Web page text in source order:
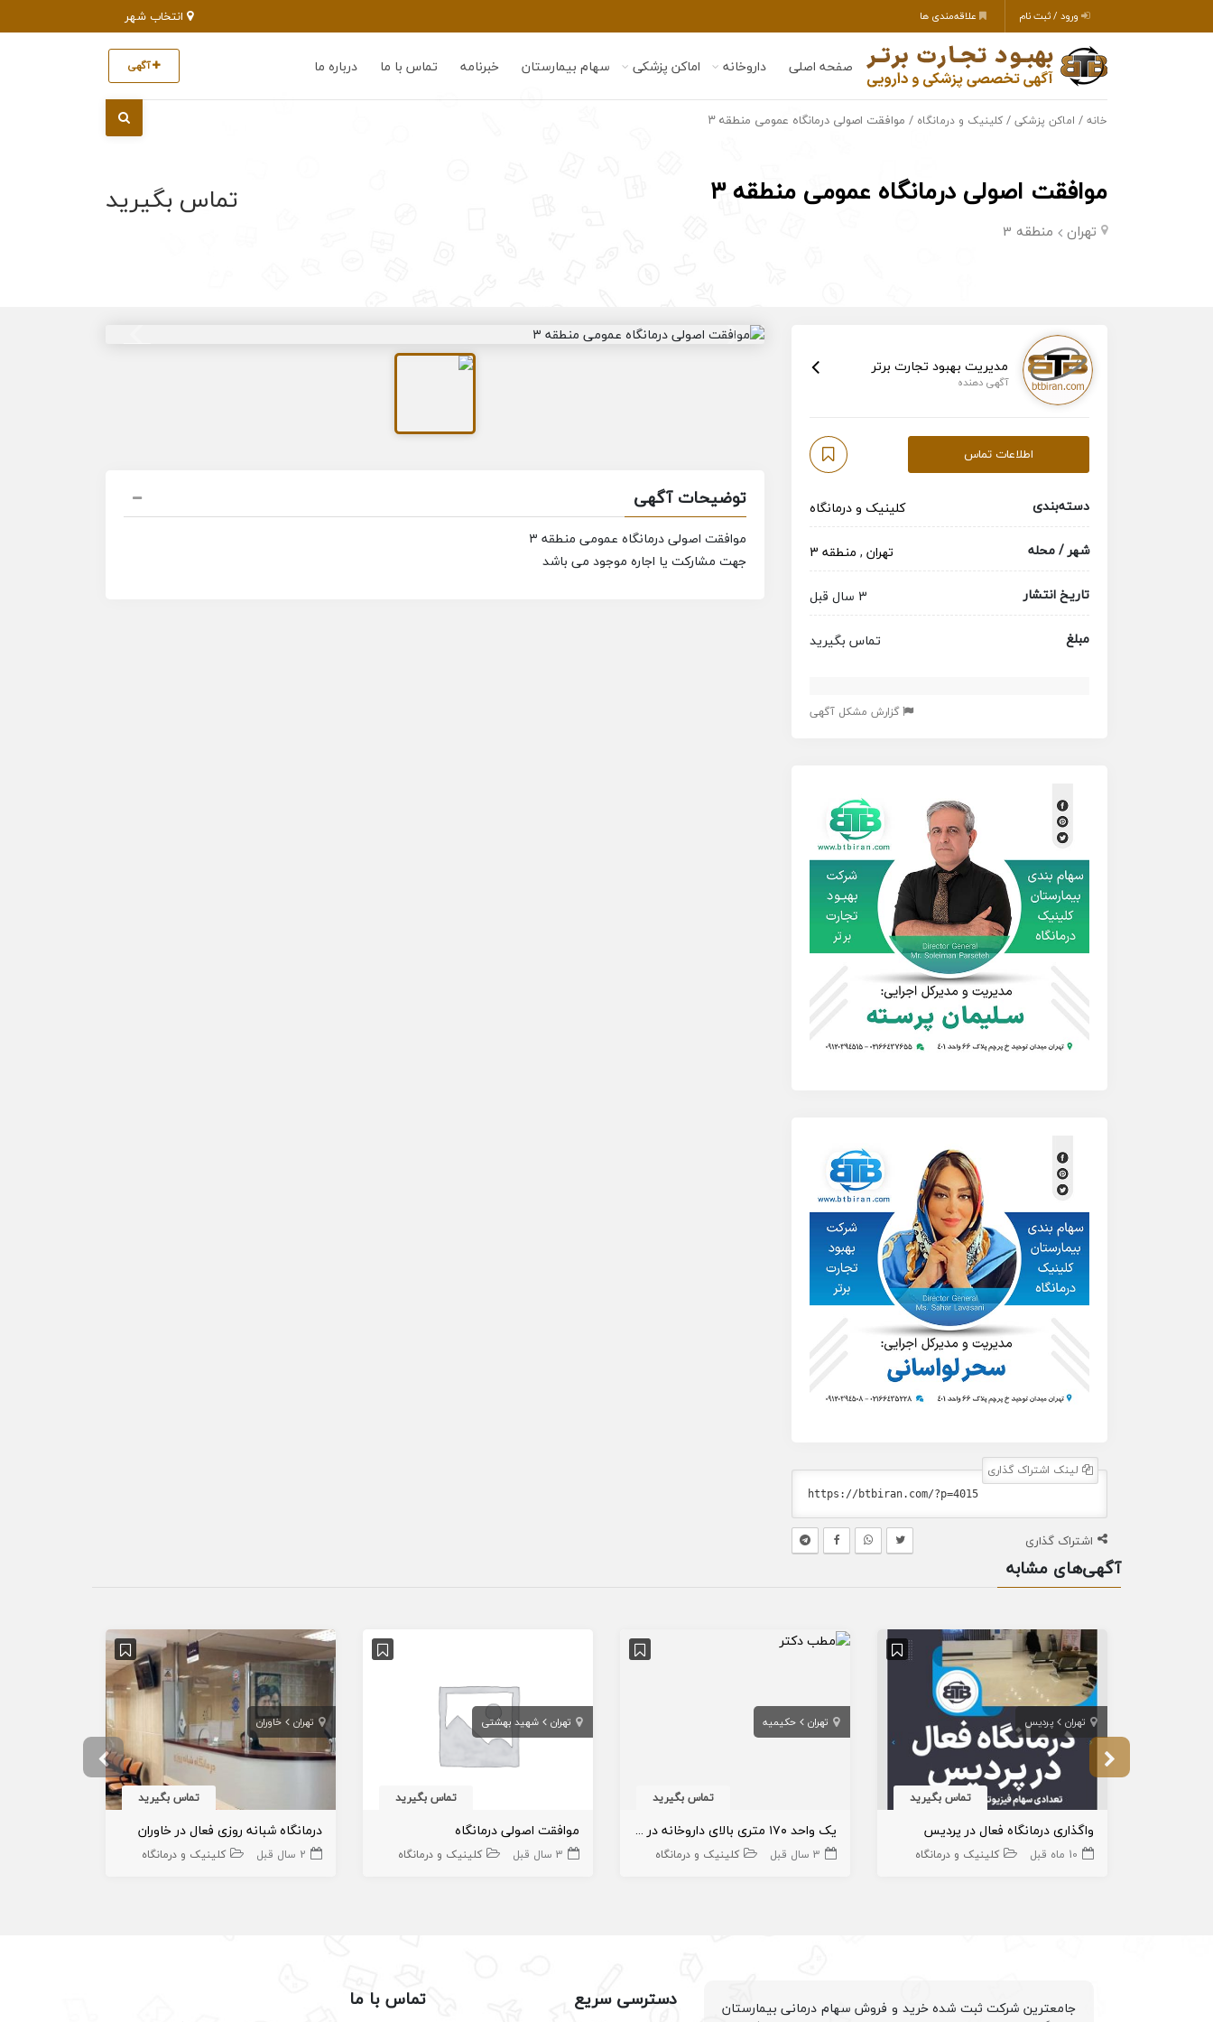
ورود / ثبت نام علاقه‌مندی ها
صفحه اصلی داروخانه اماکن پزشکی سهام بیمارستان خبرنامه تماس با ما درباره ما آگهی
خانه / اماکن پزشکی / کلینیک و درمانگاه / موافقت اصولی درمانگاه عمومی منطقه ۳
موافقت اصولی درمانگاه عمومی منطقه ۳
تهران منطقه 3
تماس بگیرید
مدیریت بهبود تجارت برتر
آگهی دهنده
اطلاعات تماس
دسته‌بندی
کلینیک و درمانگاه
شهر / محله
تهران , منطقه 3
تاریخ انتشار
3 سال قبل
مبلغ
تماس بگیرید
گزارش مشکل آگهی
لینک اشتراک گذاری
اشتراک گذاری
توضیحات آگهی
موافقت اصولی درمانگاه عمومی منطقه ۳
جهت مشارکت یا اجاره موجود می باشد
آگهی‌های مشابه
تهران پردیس
تماس بگیرید
واگذاری درمانگاه فعال در پردیس
10 ماه قبل کلینیک و درمانگاه
تهران حکیمیه
تماس بگیرید
یک واحد ۱۷۰ متری بالای داروخانه در حکیمیه روبروی بیمارستان نیکان شرق جهت رهن
3 سال قبل کلینیک و درمانگاه
تهران شهید بهشتی
تماس بگیرید
موافقت اصولی درمانگاه
3 سال قبل کلینیک و درمانگاه
تهران خاوران
تماس بگیرید
درمانگاه شبانه روزی فعال در خاوران
2 سال قبل کلینیک و درمانگاه
جامعترین شرکت ثبت شده خرید و فروش سهام درمانی بیمارستان
دسترسی سریع تماس با ما